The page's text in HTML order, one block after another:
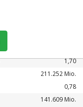
1,70
211.252 Mio.
0,78
141.609 Mio.